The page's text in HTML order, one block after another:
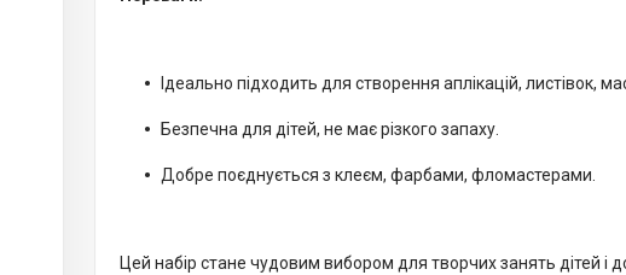
Ідеально підходить для створення аплікацій, листівок,
Безпечна для дітей, не має різкого запаху.
Добре поєднується з клеєм, фарбами, фломастерами.
Цей набір стане чудовим вибором для творчих занять дітей і